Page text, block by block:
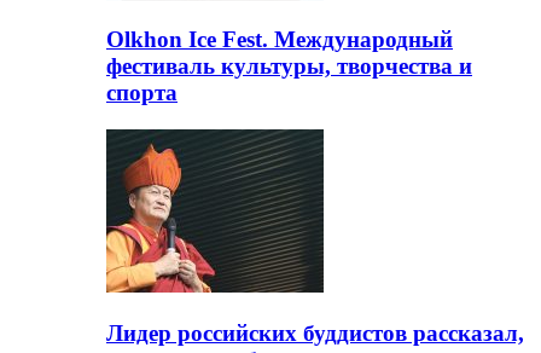
Olkhon Ice Fest. Международный
фестиваль культуры, творчества и
спорта
Лидер российских буддистов рассказал,